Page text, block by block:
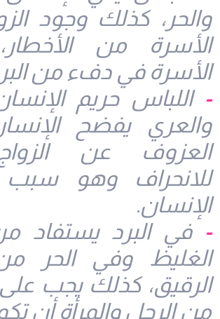
والحر، كذلك وجود
الأسرة من
الأسرة في دفء من
- اللباس حريم
والعري يفضح
العزوف عن
للانحراف وهو سبب
الإنسان.
-في البرد يستفاد
الغليظ وفي الحر
الرقيق، كذلك يجب
من الرجل والمرأة أن